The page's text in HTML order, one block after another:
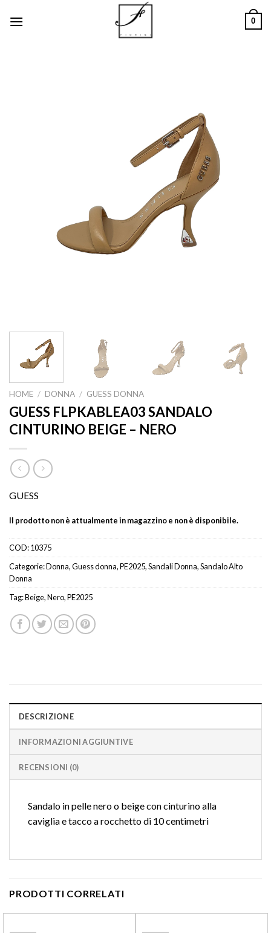
0
HOME / DONNA / GUESS DONNA
GUESS FLPKABLEA03 SANDALO
CINTURINO BEIGE – NERO
GUESS
Il prodotto non è attualmente in magazzino e non è disponibile.
COD:10375
Categorie:Donna,Guess donna,PE2025,Sandali Donna,Sandalo Alto
Donna
Tag:Beige,Nero,PE2025
DESCRIZIONE
INFORMAZIONI AGGIUNTIVE
RECENSIONI (0)
Sandalo in pelle nero o beige con cinturino alla
caviglia e tacco a rocchetto di 10 centimetri
PRODOTTI CORRELATI